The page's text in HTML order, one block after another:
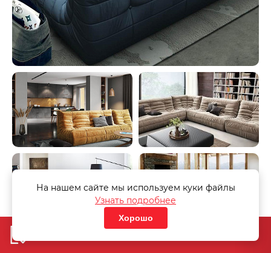
На нашем сайте мы используем куки файлы
Узнать подробнее
Хорошо